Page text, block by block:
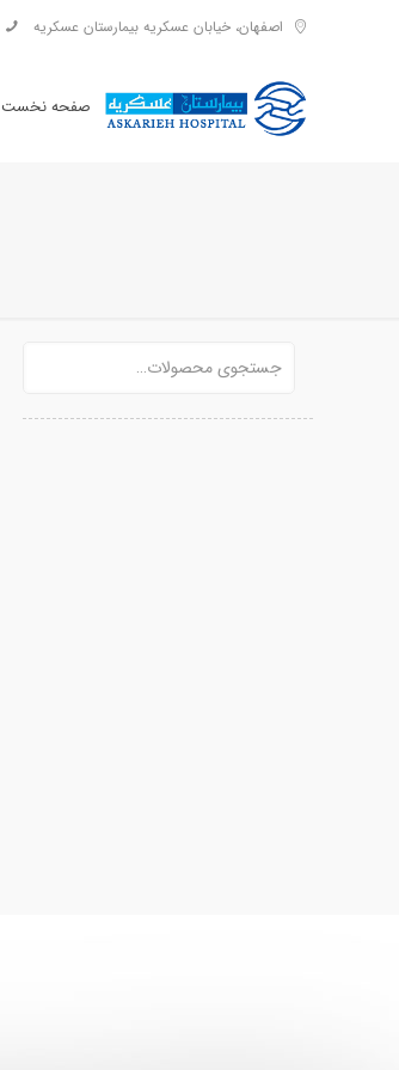
اصفهان، خیابان عسکریه بیمارستان عسکریه
صفحه نخست